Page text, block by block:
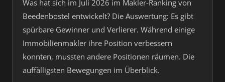
Was hat sich im Juli 2026 im Makler-Ranking von
Beedenbostel entwickelt? Die Auswertung: Es gibt
spürbare Gewinner und Verlierer. Während einige
Immobilienmakler ihre Position verbessern
konnten, mussten andere Positionen räumen. Die
auffälligsten Bewegungen im Überblick.